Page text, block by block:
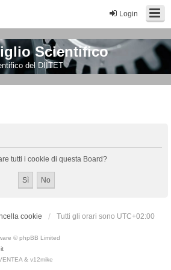
Login
Scientifico
del DIITET
tutti i cookie di questa Board?
cookie Tutti gli orari sono UTC+02:00
© phpBB Limited
& v12mike